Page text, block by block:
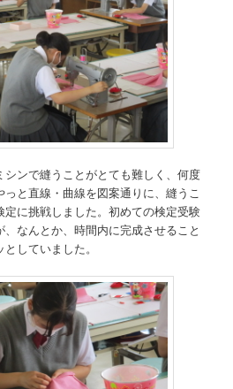
ンで縫うことがとても難しく、何度
と直線・曲線を図案通りに、縫うこ
定に挑戦しました。初めての検定受験
なんとか、時間内に完成させること
していました。